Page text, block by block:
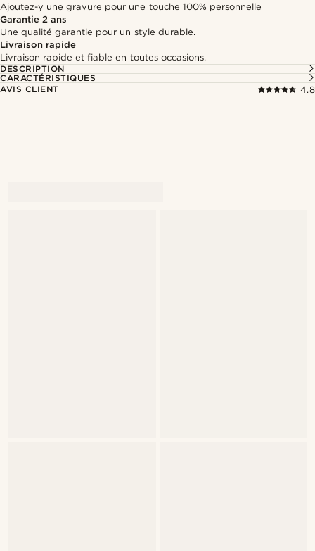
Ajoutez-y une gravure pour une touche 100% personnelle
Garantie 2 ans
Une qualité garantie pour un style durable.
Livraison rapide
Livraison rapide et fiable en toutes occasions.
DESCRIPTION
CARACTÉRISTIQUES
AVIS CLIENT
4.8